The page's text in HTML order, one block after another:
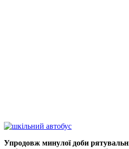
Упродовж минулої доби